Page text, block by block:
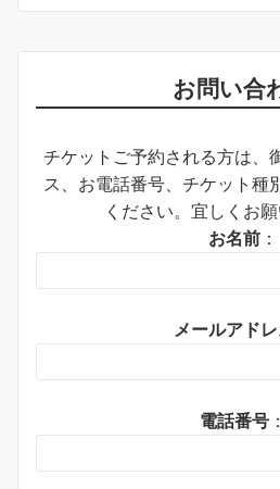
お問い合
チケットご予約される方は、
ス、お電話番号、チケット種
ください。宜しくお願
お名前 ：
メールアド
電話番号 ：